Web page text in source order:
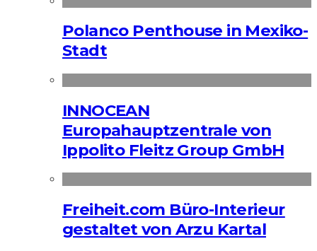
Polanco Penthouse in Mexiko-
Stadt
INNOCEAN
Europahauptzentrale von
Ippolito Fleitz Group GmbH
Freiheit.com Büro-Interieur
gestaltet von Arzu Kartal